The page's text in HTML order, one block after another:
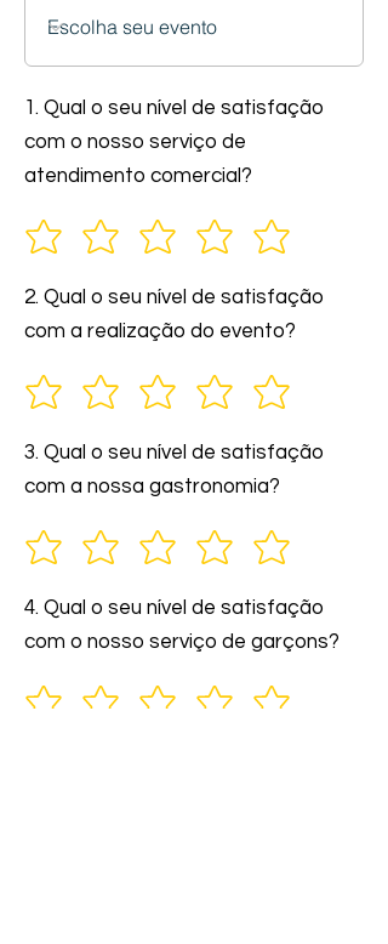
1. Qual o seu nível de satisfação
com o nosso serviço de
atendimento comercial?
2. Qual o seu nível de satisfação
com a realização do evento?
3. Qual o seu nível de satisfação
com a nossa gastronomia?
4. Qual o seu nível de satisfação
com o nosso serviço de garçons?